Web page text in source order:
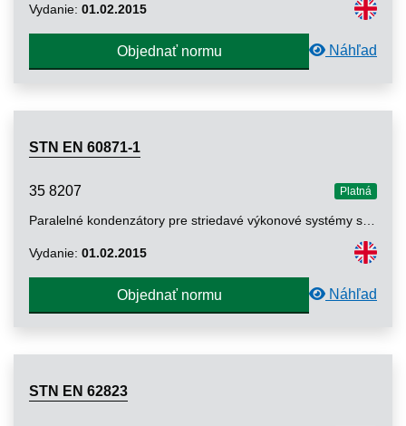
Vydanie: 01.02.2015
Objednať normu Náhľad
STN EN 60871-1
35 8207 Platná
Vydanie: 01.02.2015
Objednať normu Náhľad
STN EN 62823